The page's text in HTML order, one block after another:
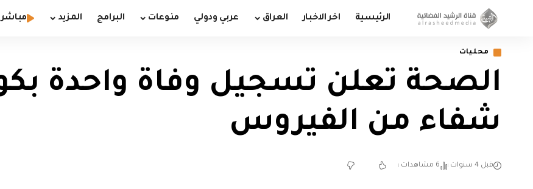
الرئيسية اخر الاخبار العراق عربي ودولي منوعات البرامج المزيد مباشر
محليات
شفاء من الفيروس
قبل 4 سنوات 6 مشاهدات